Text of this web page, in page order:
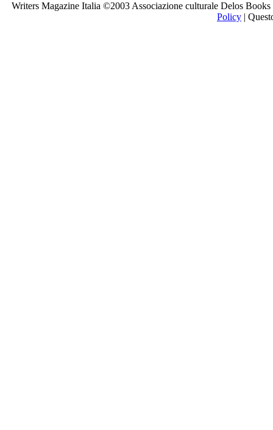
Writers Magazine Italia ©2003 Associazione culturale Delos
Policy |